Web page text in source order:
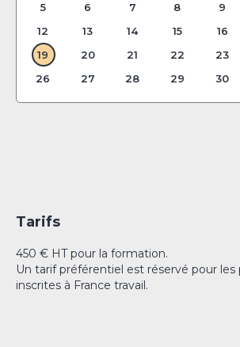
5
6 7 8 9
12
13 14 15 16
19
20 21 22 23
26
27 28 29 30
Tarifs
450 € HT pour la formation.
Un tarif préférentiel est réservé pour les
inscrites à France travail.